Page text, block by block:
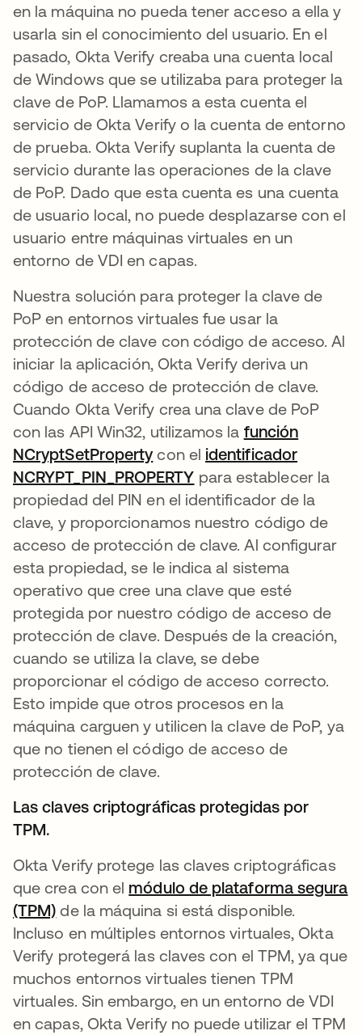
en la máquina no pueda tener acceso a ella y
usarla sin el conocimiento del usuario. En el
pasado, Okta Verify creaba una cuenta local
de Windows que se utilizaba para proteger la
clave de PoP. Llamamos a esta cuenta el
servicio de Okta Verify o la cuenta de entorno
de prueba. Okta Verify suplanta la cuenta de
servicio durante las operaciones de la clave
de PoP. Dado que esta cuenta es una cuenta
de usuario local, no puede desplazarse con el
usuario entre máquinas virtuales en un
entorno de VDI en capas.
Nuestra solución para proteger la clave de
PoP en entornos virtuales fue usar la
protección de clave con código de acceso. Al
iniciar la aplicación, Okta Verify deriva un
código de acceso de protección de clave.
Cuando Okta Verify crea una clave de PoP
con las API Win32, utilizamos la función
NCryptSetPropertyse abre en una pestaña
con el identificador
NCRYPT_PIN_PROPERTY se abre en una
para establecer la
propiedad del PIN en el identificador de la
clave, y proporcionamos nuestro código de
acceso de protección de clave. Al configurar
esta propiedad, se le indica al sistema
operativo que cree una clave que esté
protegida por nuestro código de acceso de
protección de clave. Después de la creación,
cuando se utiliza la clave, se debe
proporcionar el código de acceso correcto.
Esto impide que otros procesos en la
máquina carguen y utilicen la clave de PoP, ya
que no tienen el código de acceso de
protección de clave.
Las claves criptográficas protegidas por
TPM.
Okta Verify protege las claves criptográficas
que crea con el módulo de plataforma segura
(TPM) de la máquina si está disponible.
Incluso en múltiples entornos virtuales, Okta
Verify protegerá las claves con el TPM, ya que
muchos entornos virtuales tienen TPM
virtuales. Sin embargo, en un entorno de VDI
en capas, Okta Verify no puede utilizar el TPM